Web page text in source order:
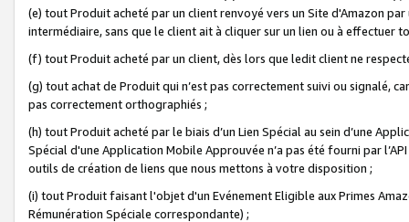
(e) tout Produit acheté par un client renvoyé vers un Site d'Amazon
intermédiaire, sans que le client ait à cliquer sur un lien ou à
(f) tout Produit acheté par un client, dès lors que ledit client ne
(g) tout achat de Produit qui n’est pas correctement suivi ou signalé,
pas correctement orthographiés ;
(h) tout Produit acheté par le biais d’un Lien Spécial au sein d’une
Spécial d'une Application Mobile Approuvée n’a pas été fourni par
outils de création de liens que nous mettons à votre disposition ;
(i) tout Produit faisant l'objet d'un Evénement Eligible aux Primes
Rémunération Spéciale correspondante) ;